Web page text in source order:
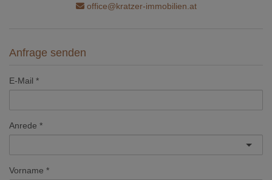
office@kratzer-immobilien.at
Anfrage senden
E-Mail
Anrede
Vorname